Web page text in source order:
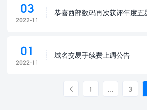
03
2022-11
恭喜西部数码再次获评年度五
01
2022-11
域名交易手续费上调公告
 1 … 3